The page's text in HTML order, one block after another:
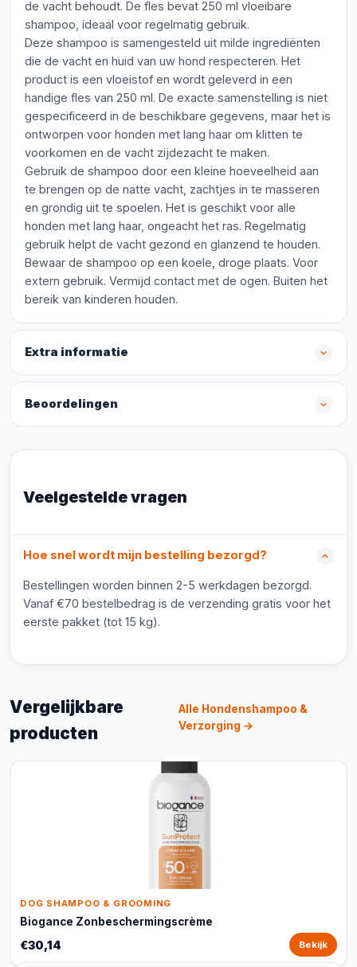
de vacht behoudt. De fles bevat 250 ml vloeibare
shampoo, ideaal voor regelmatig gebruik.
Deze shampoo is samengesteld uit milde ingrediënten
die de vacht en huid van uw hond respecteren. Het
product is een vloeistof en wordt geleverd in een
handige fles van 250 ml. De exacte samenstelling is niet
gespecificeerd in de beschikbare gegevens, maar het is
ontworpen voor honden met lang haar om klitten te
voorkomen en de vacht zijdezacht te maken.
Gebruik de shampoo door een kleine hoeveelheid aan
te brengen op de natte vacht, zachtjes in te masseren
en grondig uit te spoelen. Het is geschikt voor alle
honden met lang haar, ongeacht het ras. Regelmatig
gebruik helpt de vacht gezond en glanzend te houden.
Bewaar de shampoo op een koele, droge plaats. Voor
extern gebruik. Vermijd contact met de ogen. Buiten het
bereik van kinderen houden.
Extra informatie
Beoordelingen
Veelgestelde vragen
Hoe snel wordt mijn bestelling bezorgd?
Bestellingen worden binnen 2-5 werkdagen bezorgd.
Vanaf €70 bestelbedrag is de verzending gratis voor het
eerste pakket (tot 15 kg).
Vergelijkbare
producten
Alle Hondenshampoo &
Verzorging →
DOG SHAMPOO & GROOMING
Biogance Zonbeschermingscrème
€30,14 Bekijk